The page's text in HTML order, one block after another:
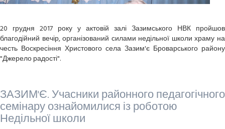
20 грудня 2017 року у актовій залі Зазимського НВК пройшов
благодійний вечір, організований силами недільної школи храму на
честь Воскресіння Христового села Зазим'є Броварського району
"Джерело радості".
ЗАЗИМ'Є. Учасники районного педагогічного
семінару ознайомилися із роботою
Недільної школи